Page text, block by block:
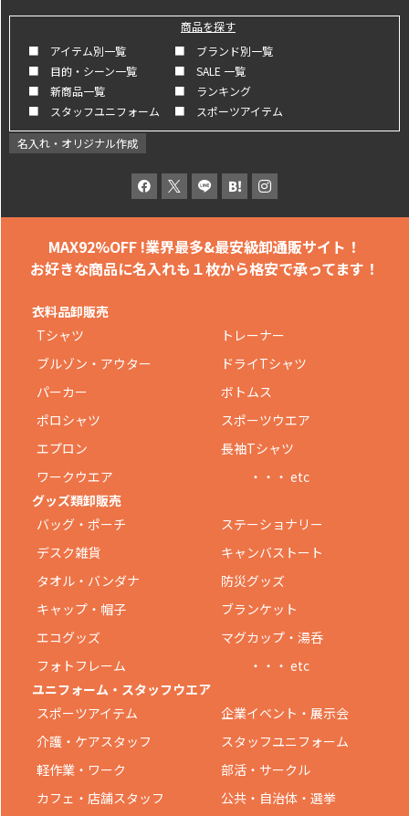
商品を探す
■ アイテム別一覧
■ ブランド別一覧
■ 目的・シーン一覧
■ SALE 一覧
■ 新商品一覧
■ ランキング
■ スタッフユニフォーム
■ スポーツアイテム
名入れ・オリジナル作成
MAX92%OFF !業界最多&最安級卸通販サイト！
お好きな商品に名入れも １枚から格安で承ってます！
衣料品卸販売
Tシャツ
トレーナー
ブルゾン・アウター
ドライTシャツ
パーカー
ボトムス
ポロシャツ
スポーツウエア
エプロン
長袖Tシャツ
ワークウエア
・・・ etc
グッズ類卸販売
バッグ・ポーチ
ステーショナリー
デスク雑貨
キャンバストート
タオル・バンダナ
防災グッズ
キャップ・帽子
ブランケット
エコグッズ
マグカップ・湯呑
フォトフレーム
・・・ etc
ユニフォーム・スタッフウエア
スポーツアイテム
企業イベント・展示会
介護・ケアスタッフ
スタッフユニフォーム
軽作業・ワーク
部活・サークル
カフェ・店舗スタッフ
公共・自治体・選挙